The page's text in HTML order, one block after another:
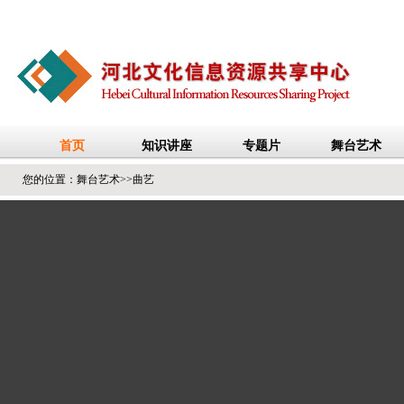
您的位置： 舞台艺术>>曲艺